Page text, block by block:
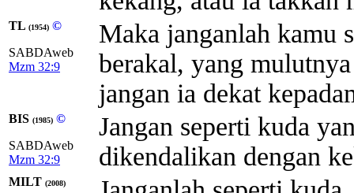
TL (1954) ©
SABDAweb
Mzm 32:9
Maka janganlah kamu
berakal, yang
jangan ia dekat
BIS (1985) ©
SABDAweb
Mzm 32:9
Jangan seperti kuda
dikendalikan dengan
MILT (2008)